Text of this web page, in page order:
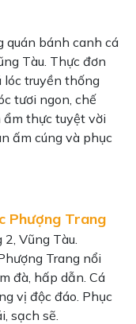
quán bánh canh cá
Tàu. Thực đơn
lóc truyền thống
tươi ngon, chế
thực tuyệt vời
ấm cúng và phục
Phượng Trang
Vũng Tàu.
Trang nổi
đà, hấp dẫn. Cá
vị độc đáo. Phục
sạch sẽ.